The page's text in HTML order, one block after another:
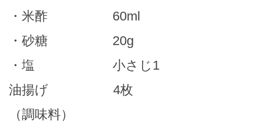
・米酢 60ml
・砂糖 20g
・塩 小さじ1
油揚げ 4枚
（調味料）